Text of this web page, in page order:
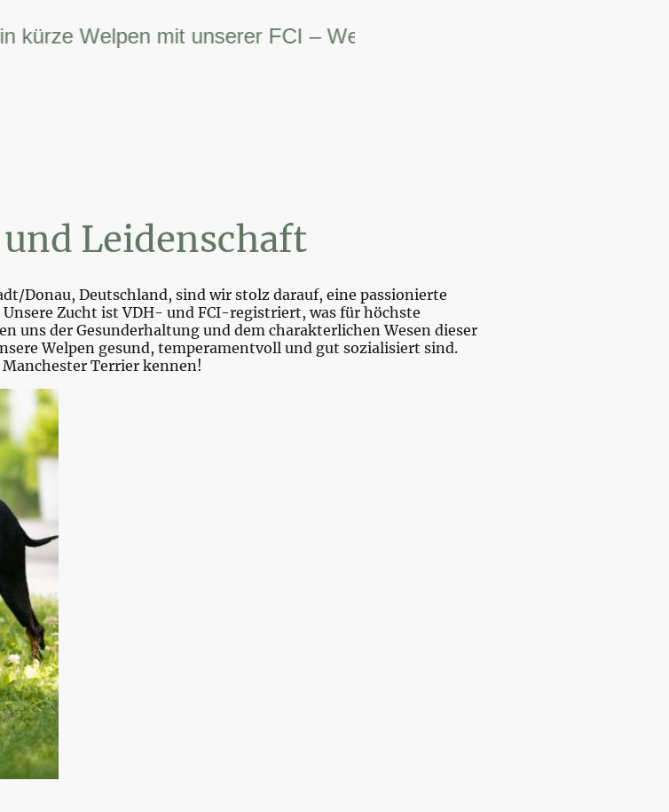
Welpen mit unserer FCI – Weltsiegerin.
Leidenschaft
Donau, Deutschland, sind wir stolz darauf, eine passionierte
Zucht ist VDH- und FCI-registriert, was für höchste
uns der Gesunderhaltung und dem charakterlichen Wesen dieser
Welpen gesund, temperamentvoll und gut sozialisiert sind.
Manchester Terrier kennen!